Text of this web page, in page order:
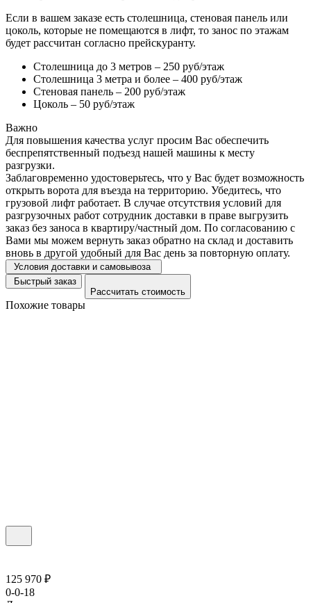
Если в вашем заказе есть столешница, стеновая панель или
цоколь, которые не помещаются в лифт, то занос по этажам
будет рассчитан согласно прейскуранту.
Столешница до 3 метров – 250 руб/этаж
Столешница 3 метра и более – 400 руб/этаж
Стеновая панель – 200 руб/этаж
Цоколь – 50 руб/этаж
Важно
Для повышения качества услуг просим Вас обеспечить
беспрепятственный подъезд нашей машины к месту
разгрузки.
Заблаговременно удостоверьтесь, что у Вас будет возможность
открыть ворота для въезда на территорию. Убедитесь, что
грузовой лифт работает. В случае отсутствия условий для
разгрузочных работ сотрудник доставки в праве выгрузить
заказ без заноса в квартиру/частный дом. По согласованию с
Вами мы можем вернуть заказ обратно на склад и доставить
вновь в другой удобный для Вас день за повторную оплату.
Условия доставки и самовывоза
Быстрый заказ
Рассчитать стоимость
Похожие товары
125 970 ₽
0-0-18